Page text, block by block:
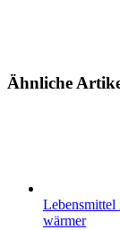
Ähnliche
Lebensmittel
wärmer